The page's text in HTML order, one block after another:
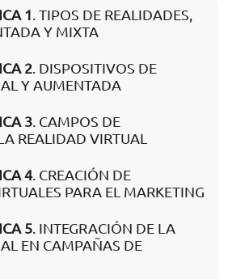
1. TIPOS DE REALIDADES,
Y MIXTA
2. DISPOSITIVOS DE
Y AUMENTADA
3. CAMPOS DE
REALIDAD VIRTUAL
4. CREACIÓN DE
PARA EL MARKETING
5. INTEGRACIÓN DE LA
EN CAMPAÑAS DE